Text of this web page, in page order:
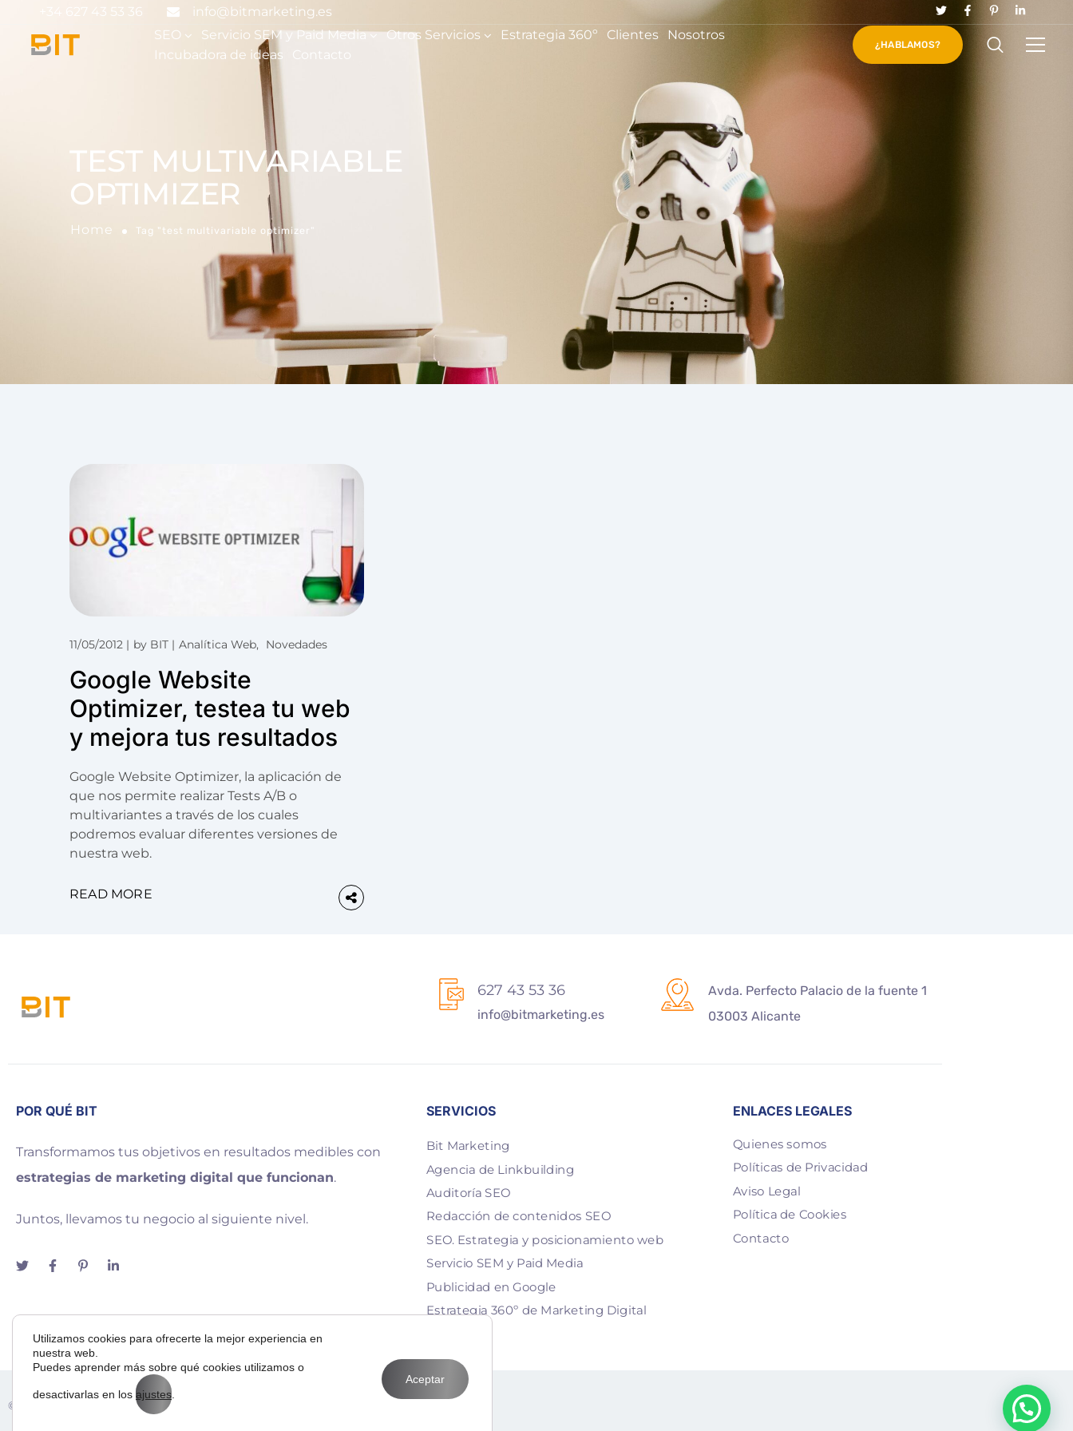
+34 627 43 53 36
info@bitmarketing.es
SEO
Servicio SEM y Paid Media Otros Servicios Estrategia 360º Clientes
Nosotros
Incubadora de ideas
Contacto
¿HABLAMOS?
TEST MULTIVARIABLE
OPTIMIZER
Home Tag "test multivariable optimizer"
11/05/2012 by BIT Analítica Web Novedades
Google Website
Optimizer, testea tu web
y mejora tus resultados
Google Website Optimizer, la aplicación de
que nos permite realizar Tests A/B o
multivariantes a través de los cuales
podremos evaluar diferentes versiones de
nuestra web.
READ MORE
627 43 53 36
info@bitmarketing.es
Avda. Perfecto Palacio de la fuente 1
03003 Alicante
POR QUÉ BIT
Transformamos tus objetivos en resultados medibles con
estrategias de marketing digital que funcionan.
Juntos, llevamos tu negocio al siguiente nivel.
SERVICIOS
Bit Marketing
Agencia de Linkbuilding
Auditoría SEO
Redacción de contenidos SEO
SEO. Estrategia y posicionamiento web
Servicio SEM y Paid Media
Publicidad en Google
Estrategia 360º de Marketing Digital
ENLACES LEGALES
Quienes somos
Políticas de Privacidad
Aviso Legal
Política de Cookies
Contacto
© 2025 — Bit Way To Human Slu. desarrollado por
Utilizamos cookies para ofrecerte la mejor experiencia en
nuestra web.
Puedes aprender más sobre qué cookies utilizamos o
desactivarlas en los ajustes
Aceptar